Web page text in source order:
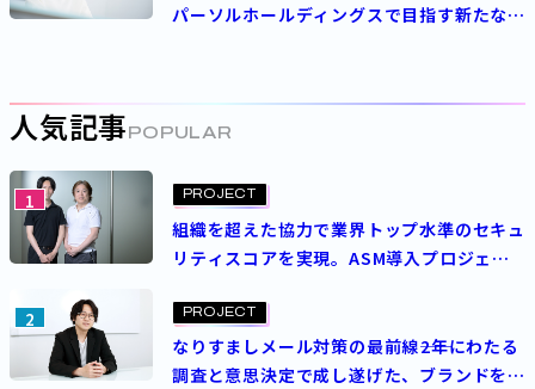
パーソルホールディングスで目指す新たな
人気記事 POPULAR
1 PROJECT
組織を超えた協力で業界トップ水準のセキュ
リティスコアを実現。ASM導入プロジェク
2 PROJECT
なりすましメール対策の最前線――2年にわたる
調査と意思決定で成し遂げた、ブランドを守